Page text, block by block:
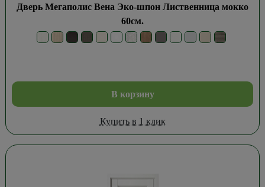
Дверь Мегаполис Вена Эко-шпон Лиственница мокко
60см.
В корзину
Купить в 1 клик